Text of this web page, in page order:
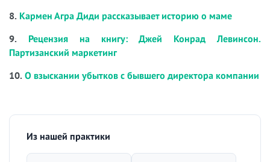
8. Кармен Агра Диди рассказывает историю о маме
9. Рецензия на книгу: Джей Конрад Левинсон.
Партизанский маркетинг
10. О взыскании убытков с бывшего директора компании
Из нашей практики